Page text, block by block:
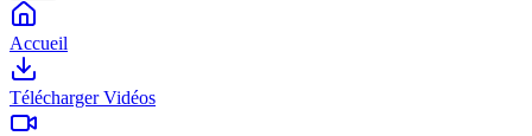
Accueil
Télécharger Vidéos